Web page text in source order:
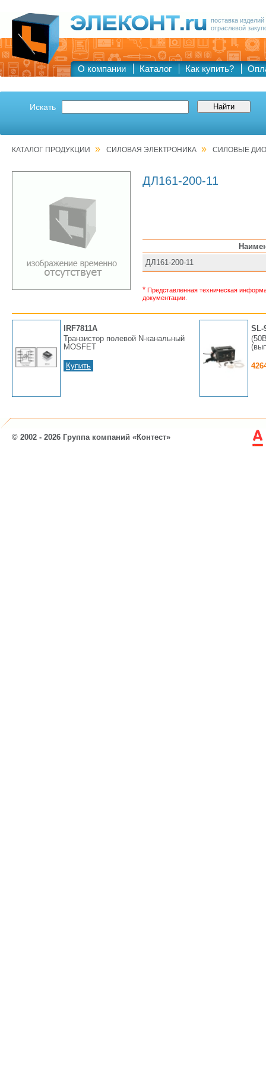
поставка
отраслевой
О компании Каталог Как купить?
Искать
КАТАЛОГ ПРОДУКЦИИ » СИЛОВАЯ ЭЛЕКТРОНИКА » СИЛОВЫЕ
ДЛ161-200-11
ДЛ161-200-11
* Представленная техническая
документации.
IRF7811A
Транзистор полевой N-канальный
MOSFET
Купить
SL-
© 2002 - 2026 Группа компаний «Контест»